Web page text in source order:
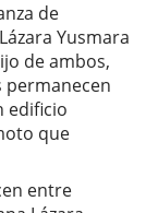
de
Yusmara
de ambos,
permanecen
edificio
que
entre